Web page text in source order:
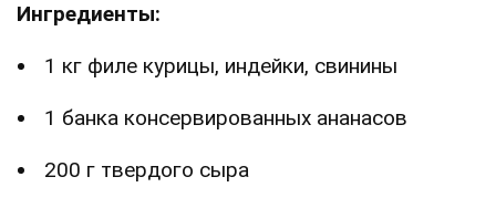
Ингредиенты:
1 кг филе курицы, индейки, свинины
1 банка консервированных ананасов
200 г твердого сыра